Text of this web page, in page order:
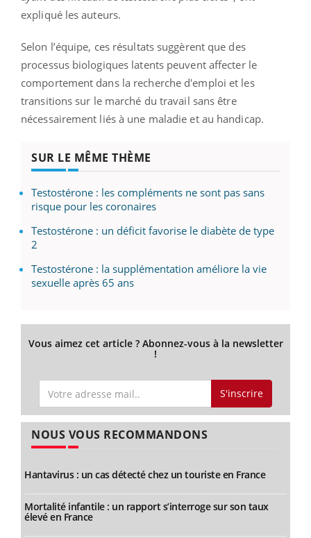
expliqué les auteurs.
Selon l’équipe, ces résultats suggèrent que des
processus biologiques latents peuvent affecter le
comportement dans la recherche d'emploi et les
transitions sur le marché du travail sans être
nécessairement liés à une maladie et au handicap.
SUR LE MÊME THÈME
Testostérone : les compléments ne sont pas sans
risque pour les coronaires
Testostérone : un déficit favorise le diabète de type
2
Testostérone : la supplémentation améliore la vie
sexuelle après 65 ans
Vous aimez cet article ? Abonnez-vous à la newsletter
!
S'inscrire
NOUS VOUS RECOMMANDONS
Hantavirus : un cas détecté chez un touriste en France
Mortalité infantile : un rapport s’interroge sur son taux
élevé en France